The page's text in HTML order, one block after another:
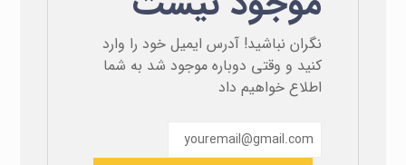
نگران نباشید! آدرس ایمیل خود را وارد
کنید و وقتی دوباره موجود شد به شما
اطلاع خواهیم داد